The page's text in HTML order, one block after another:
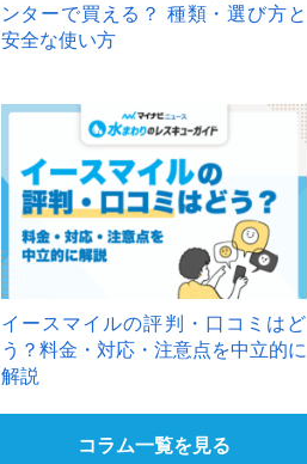
ンターで買える？ 種類・選び方と
安全な使い方
イースマイルの評判・口コミはど
う？料金・対応・注意点を中立的に
解説
コラム一覧を見る